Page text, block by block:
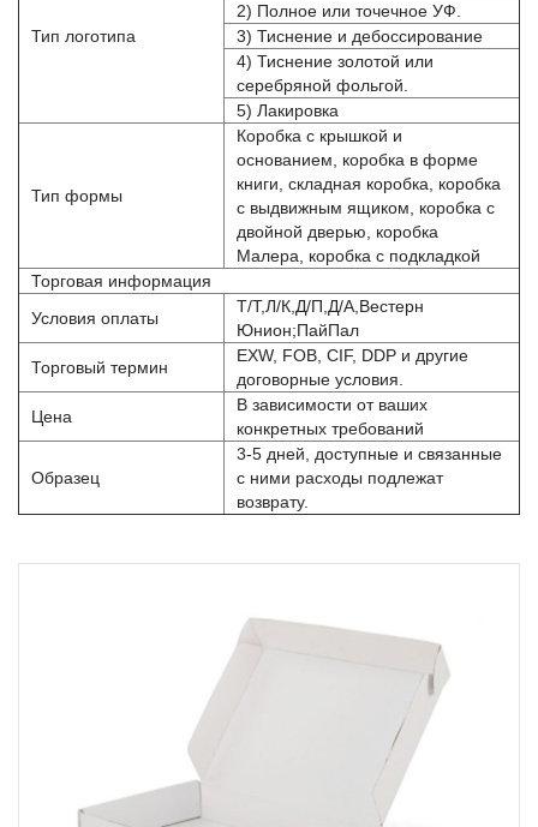
Тип логотипа
2) Полное или точечное УФ.
3) Тиснение и дебоссирование
4) Тиснение золотой или
серебряной фольгой.
5) Лакировка
Тип формы
Коробка с крышкой и
основанием, коробка в форме
книги, складная коробка, коробка
с выдвижным ящиком, коробка с
двойной дверью, коробка
Малера, коробка с подкладкой
Торговая информация
Условия оплаты
Т/Т,Л/К,Д/П,Д/А,Вестерн
Юнион;ПайПал
Торговый термин
EXW, FOB, CIF, DDP и другие
договорные условия.
Цена
В зависимости от ваших
конкретных требований
Образец
3-5 дней, доступные и связанные
с ними расходы подлежат
возврату.